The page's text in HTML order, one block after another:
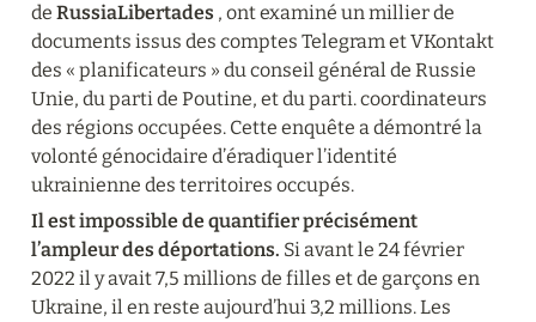
de RussiaLibertades , ont examiné un millier de
documents issus des comptes Telegram et VKontakt
des « planificateurs » du conseil général de Russie
Unie, du parti de Poutine, et du parti. coordinateurs
des régions occupées. Cette enquête a démontré la
volonté génocidaire d’éradiquer l’identité
ukrainienne des territoires occupés.
Il est impossible de quantifier précisément
l’ampleur des déportations. Si avant le 24 février
2022 il y avait 7,5 millions de filles et de garçons en
Ukraine, il en reste aujourd’hui 3,2 millions. Les